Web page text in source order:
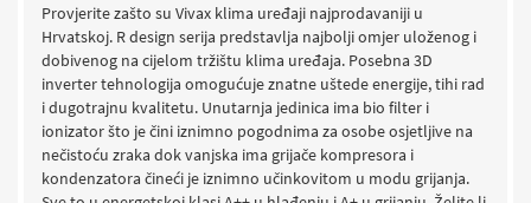
Provjerite zašto su Vivax klima uređaji najprodavaniji u
Hrvatskoj. R design serija predstavlja najbolji omjer uloženog i
dobivenog na cijelom tržištu klima uređaja. Posebna 3D
inverter tehnologija omogućuje znatne uštede energije, tihi rad
i dugotrajnu kvalitetu. Unutarnja jedinica ima bio filter i
ionizator što je čini iznimno pogodnima za osobe osjetljive na
nečistoću zraka dok vanjska ima grijače kompresora i
kondenzatora čineći je iznimno učinkovitom u modu grijanja.